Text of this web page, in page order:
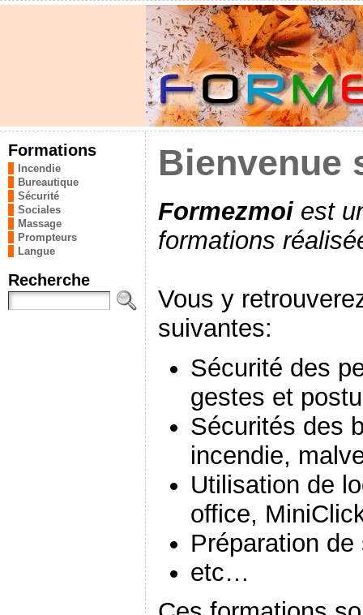
Formations
Incendie
Bureautique
Sécurité
Sociales
Massage
Prompteurs
Langue
Recherche
Bienvenue
Formezmoi est
formations
Vous y
suivantes:
Sécurité des
gestes et
Sécurités des
incendie,
Utilisation de
office,
Préparation
etc…